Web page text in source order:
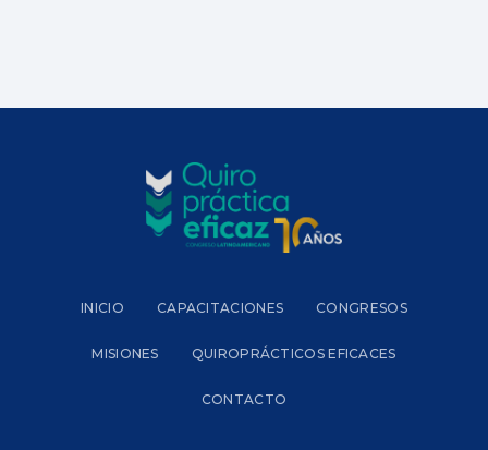
INICIO CAPACITACIONES CONGRESOS
MISIONES QUIROPRÁCTICOS EFICACES
CONTACTO